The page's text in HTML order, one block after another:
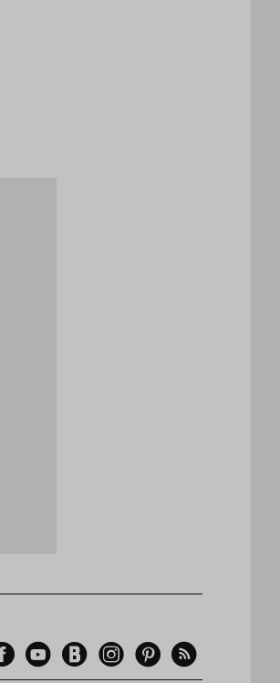
FacebookYouTubeBloggerInstagramPinterest
Feed